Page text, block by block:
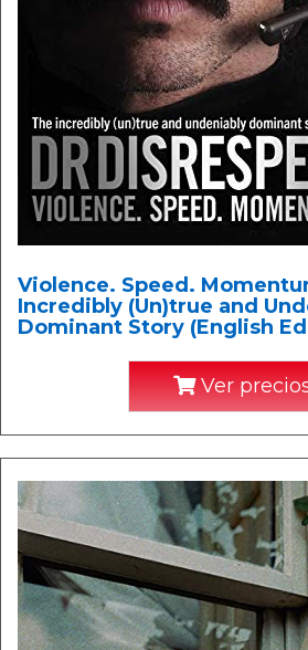
Violence. Speed.
Incredibly (Un)true and
Dominant Story (English
Ver